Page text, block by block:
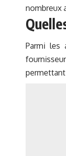
nombreux
Parmi les